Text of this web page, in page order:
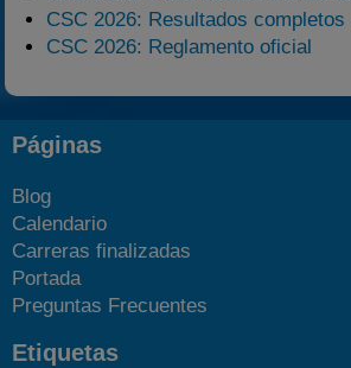
CSC 2026: Resultados completos
CSC 2026: Reglamento oficial
Páginas
Blog
Calendario
Carreras finalizadas
Portada
Preguntas Frecuentes
Etiquetas